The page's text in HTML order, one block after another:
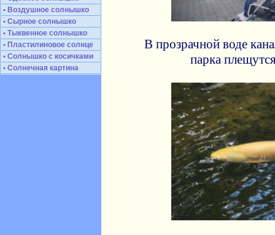
• Воздушное солнышко
• Сырное солнышко
• Тыквенное солнышко
• Пластилиновое солнце
• Солнышко с косичками
• Солнечная картина
В прозрачной воде
парка